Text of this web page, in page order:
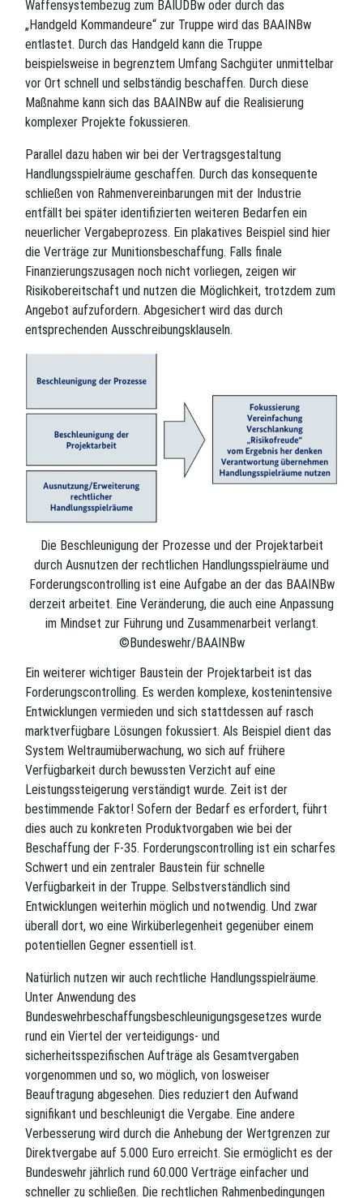
Waffensystembezug zum BAIUDBw oder durch das
„Handgeld Kommandeure“ zur Truppe wird das BAAINBw
entlastet. Durch das Handgeld kann die Truppe
beispielsweise in begrenztem Umfang Sachgüter unmittelbar
vor Ort schnell und selbständig beschaffen. Durch diese
Maßnahme kann sich das BAAINBw auf die Realisierung
komplexer Projekte fokussieren.
Parallel dazu haben wir bei der Vertragsgestaltung
Handlungsspielräume geschaffen. Durch das konsequente
schließen von Rahmenvereinbarungen mit der Industrie
entfällt bei später identifizierten weiteren Bedarfen ein
neuerlicher Vergabeprozess. Ein plakatives Beispiel sind hier
die Verträge zur Munitionsbeschaffung. Falls finale
Finanzierungszusagen noch nicht vorliegen, zeigen wir
Risikobereitschaft und nutzen die Möglichkeit, trotzdem zum
Angebot aufzufordern. Abgesichert wird das durch
entsprechenden Ausschreibungsklauseln.
Die Beschleunigung der Prozesse und der Projektarbeit
durch Ausnutzen der rechtlichen Handlungsspielräume und
Forderungscontrolling ist eine Aufgabe an der das BAAINBw
derzeit arbeitet. Eine Veränderung, die auch eine Anpassung
im Mindset zur Führung und Zusammenarbeit verlangt.
©Bundeswehr/BAAINBw
Ein weiterer wichtiger Baustein der Projektarbeit ist das
Forderungscontrolling. Es werden komplexe, kostenintensive
Entwicklungen vermieden und sich stattdessen auf rasch
marktverfügbare Lösungen fokussiert. Als Beispiel dient das
System Weltraumüberwachung, wo sich auf frühere
Verfügbarkeit durch bewussten Verzicht auf eine
Leistungssteigerung verständigt wurde. Zeit ist der
bestimmende Faktor! Sofern der Bedarf es erfordert, führt
dies auch zu konkreten Produktvorgaben wie bei der
Beschaffung der F-35. Forderungscontrolling ist ein scharfes
Schwert und ein zentraler Baustein für schnelle
Verfügbarkeit in der Truppe. Selbstverständlich sind
Entwicklungen weiterhin möglich und notwendig. Und zwar
überall dort, wo eine Wirküberlegenheit gegenüber einem
potentiellen Gegner essentiell ist.
Natürlich nutzen wir auch rechtliche Handlungsspielräume.
Unter Anwendung des
Bundeswehrbeschaffungsbeschleunigungsgesetzes wurde
rund ein Viertel der verteidigungs- und
sicherheitsspezifischen Aufträge als Gesamtvergaben
vorgenommen und so, wo möglich, von losweiser
Beauftragung abgesehen. Dies reduziert den Aufwand
signifikant und beschleunigt die Vergabe. Eine andere
Verbesserung wird durch die Anhebung der Wertgrenzen zur
Direktvergabe auf 5.000 Euro erreicht. Sie ermöglicht es der
Bundeswehr jährlich rund 60.000 Verträge einfacher und
schneller zu schließen. Die rechtlichen Rahmenbedingungen